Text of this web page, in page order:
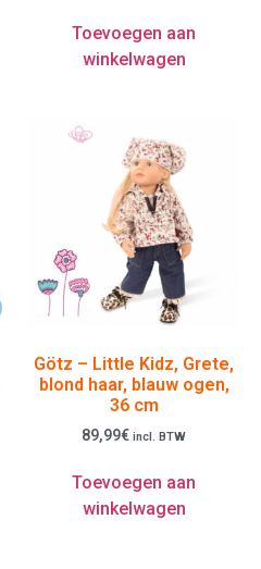
Toevoegen aan
winkelwagen
Götz – Little Kidz, Grete,
blond haar, blauw ogen,
36 cm
89,99€ incl. BTW
Toevoegen aan
winkelwagen